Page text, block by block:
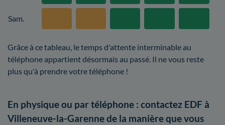
Sam.
Grâce à ce tableau, le temps d'attente interminable au
téléphone appartient désormais au passé. Il ne vous reste
plus qu'à prendre votre téléphone !
En physique ou par téléphone : contactez EDF à
Villeneuve-la-Garenne de la manière que vous